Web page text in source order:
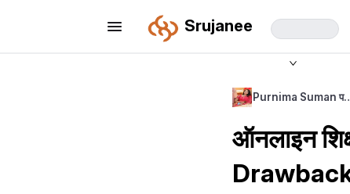
Srujanee
Purnima Suman
ऑनलाइन